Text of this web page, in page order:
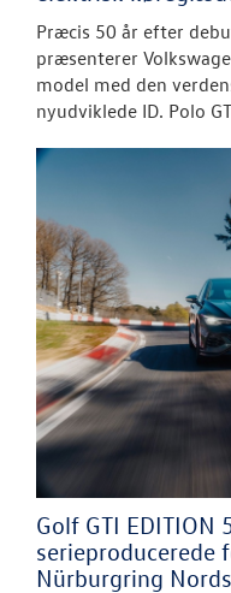
Præcis 50 år efter
præsenterer
model med den
nyudviklede ID. Polo
Golf GTI
serieproducerede
Nürburgring